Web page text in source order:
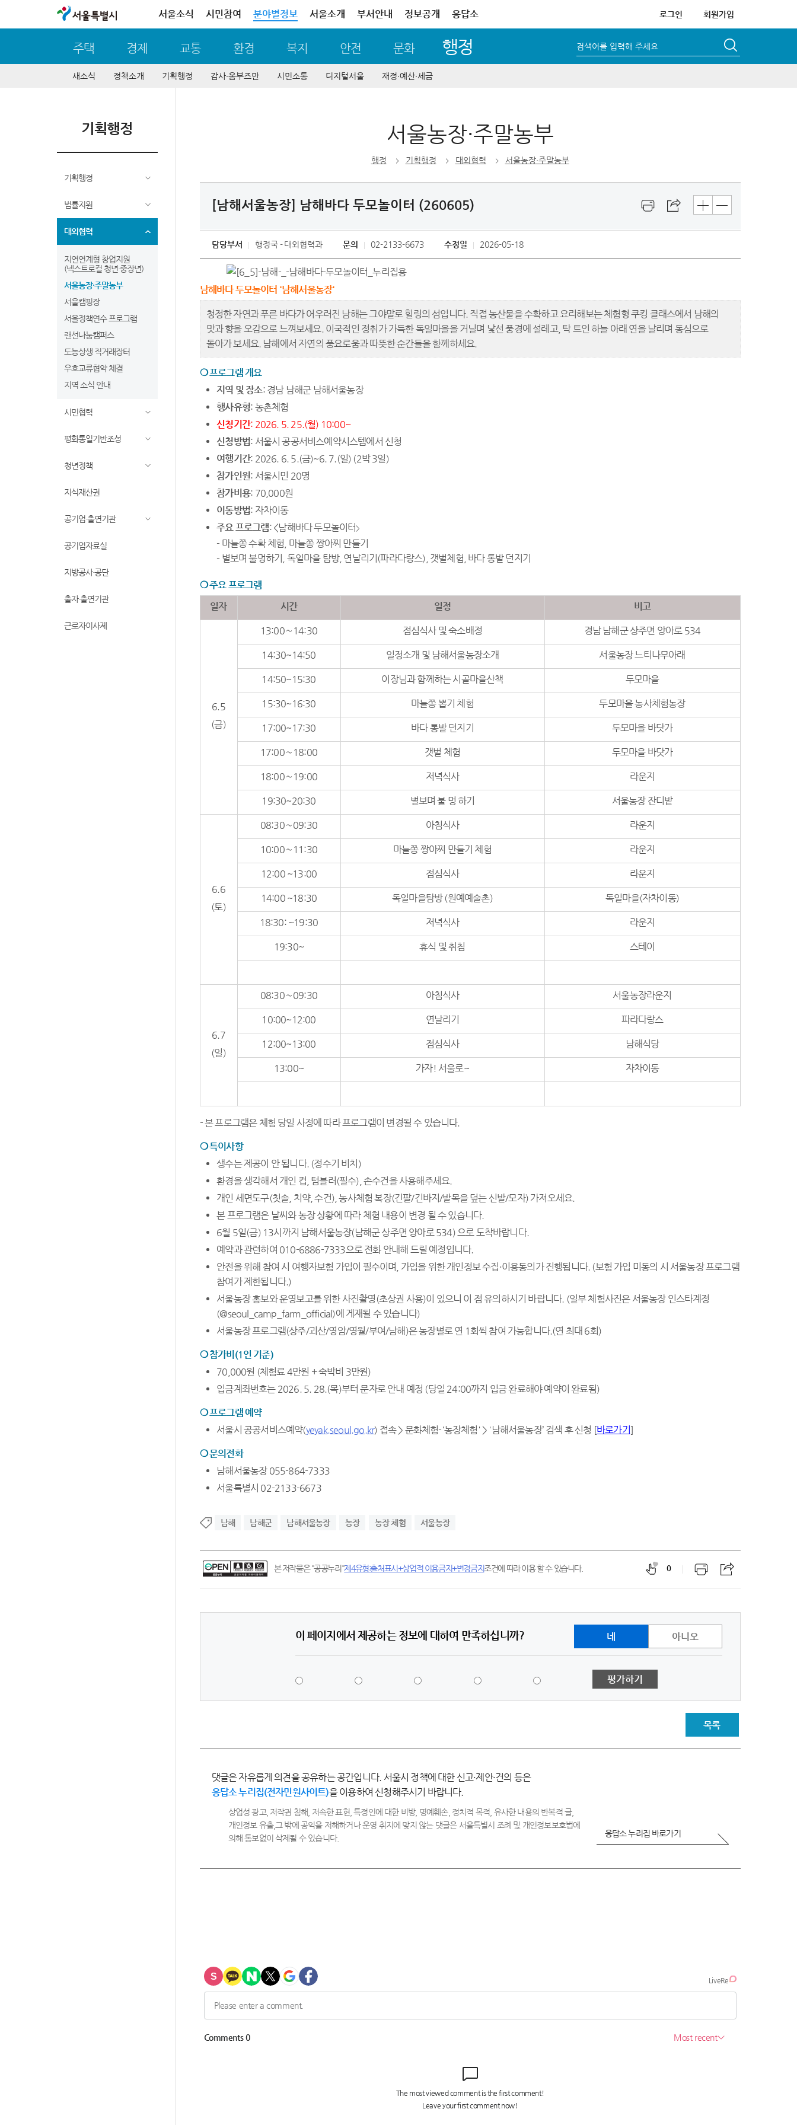
서울특별시 서울소식 시민참여 분야별정보 서울소개 부서안내 정보공개 응답소 로그인 회원가입
주택 경제 교통 환경 복지 안전 문화 행정 검색어를 입력해 주세요
새소식 정책소개 기획행정 감사∙옴부즈만 시민소통 디지털서울 재정∙예산∙세금
기획행정
기획행정
법률지원
대외협력
지연연계형 창업지원
(넥스트로컬 청년·중장년)
서울농장·주말농부
서울캠핑장
서울정책연수 프로그램
랜선나눔캠퍼스
도농상생 직거래장터
우호교류협약 체결
지역 소식 안내
시민협력
평화통일기반조성
청년정책
지식재산권
공기업·출연기관
공기업자료실
지방공사·공단
출자·출연기관
근로자이사제
서울농장·주말농부
행정 기획행정 대외협력 서울농장·주말농부
[남해서울농장] 남해바다 두모놀이터 (260605)
담당부서 행정국 대외협력과 문의 02-2133-6673 수정일 2026-05-18
남해바다 두모놀이터 '남해서울농장'
청정한 자연과 푸른 바다가 어우러진 남해는 그야말로 힐링의 섬입니다. 직접 농산물을 수확하고 요리해보는 체험형 쿠킹 클래스에서 남해의
맛과 향을 오감으로 느껴보세요. 이국적인 정취가 가득한 독일마을을 거닐며 낯선 풍경에 설레고, 탁 트인 하늘 아래 연을 날리며 동심으로
돌아가 보세요. 남해에서 자연의 풍요로움과 따뜻한 순간들을 함께하세요.
❍프로그램 개요
지역 및 장소: 경남 남해군 남해서울농장
행사유형: 농촌체험
신청기간: 2026. 5. 25.(월) 10:00~
신청방법: 서울시 공공서비스예약시스템에서 신청
여행기간: 2026. 6. 5.(금)~6. 7.(일) (2박 3일)
참가인원: 서울시민 20명
참가비용: 70,000원
이동방법: 자차이동
주요 프로그램: <남해바다 두모놀이터>
- 마늘쫑 수확 체험, 마늘쫑 짱아찌 만들기
- 별보며 불멍하기, 독일마을 탐방, 연날리기(파라다랑스), 갯벌체험, 바다 통발 던지기
❍주요 프로그램
일자
시간 일정 비고
6.5
(금)
13:00∼14:30 점심식사 및 숙소배정 경남 남해군 상주면 양아로 534
14:30~14:50 일정소개 및 남해서울농장소개 서울농장 느티나무아래
14:50~15:30 이장님과 함께하는 시골마을산책 두모마을
15:30~16:30 마늘쫑 뽑기 체험 두모마을 농사체험농장
17:00~17:30 바다 통발 던지기 두모마을 바닷가
17:00∼18:00 갯벌 체험 두모마을 바닷가
18:00∼19:00 저녁식사 라운지
19:30~20:30 별보며 불 멍 하기 서울농장 잔디밭
6.6
(토)
08:30∼09:30 아침식사 라운지
10:00∼11:30 마늘쫑 짱아찌 만들기 체험 라운지
12:00 ~13:00 점심식사 라운지
14:00 ~18:30 독일마을탐방 (원예예술촌) 독일마을(자차이동)
18:30: ~19:30 저녁식사 라운지
19:30~ 휴식 및 취침 스테이
6.7
(일)
08:30∼09:30 아침식사 서울농장라운지
10:00~12:00 연날리기 파라다랑스
12:00~13:00 점심식사 남해식당
13:00~ 가자! 서울로~ 자차이동
- 본 프로그램은 체험 당일 사정에 따라 프로그램이 변경될 수 있습니다.
❍특이사항
생수는 제공이 안 됩니다. (정수기 비치)
환경을 생각해서 개인 컵, 텀블러(필수), 손수건을 사용해주세요.
개인 세면도구(칫솔, 치약, 수건), 농사체험 복장(긴팔/긴바지/발목을 덮는 신발/모자) 가져오세요.
본 프로그램은 날씨와 농장 상황에 따라 체험 내용이 변경 될 수 있습니다.
6월 5일(금) 13시까지 남해서울농장(남해군 상주면 양아로 534) 으로 도착바랍니다.
예약과 관련하여 010-6886-7333으로 전화 안내해 드릴 예정입니다.
안전을 위해 참여 시 여행자보험 가입이 필수이며, 가입을 위한 개인정보 수집·이용동의가 진행됩니다. (보험 가입 미동의 시 서울농장 프로그램
참여가 제한됩니다.)
서울농장 홍보와 운영보고를 위한 사진촬영(초상권 사용)이 있으니 이 점 유의하시기 바랍니다. (일부 체험사진은 서울농장 인스타계정
(@seoul_camp_farm_official)에 게재될 수 있습니다)
서울농장 프로그램(상주/괴산/영암/영월/부여/남해)은 농장별로 연 1회씩 참여 가능합니다.(연 최대 6회)
❍ 참가비(1인 기준)
70,000원 (체험료 4만원 + 숙박비 3만원)
입금계좌번호는 2026. 5. 28.(목)부터 문자로 안내 예정 (당일 24:00까지 입금 완료해야 예약이 완료됨)
❍프로그램 예약
서울시 공공서비스예약(yeyak.seoul.go.kr) 접속 > 문화체험-'농장체험' > '남해서울농장’ 검색 후 신청 [바로가기 ]
❍ 문의전화
남해서울농장 055-864-7333
서울특별시 02-2133-6673
남해 남해군 남해서울농장 농장 농장 체험 서울농장
0
본 저작물은 "공공누리"제4유형:출처표시+상업적 이용금지+변경금지조건에 따라 이용 할 수 있습니다.
이 페이지에서 제공하는 정보에 대하여 만족하십니까? 네 아니오
평가하기
목록
댓글은 자유롭게 의견을 공유하는 공간입니다. 서울시 정책에 대한 신고·제안·건의 등은
응답소 누리집(전자민원사이트)을 이용하여 신청해주시기 바랍니다.
상업성 광고, 저작권 침해, 저속한 표현, 특정인에 대한 비방, 명예훼손, 정치적 목적, 유사한 내용의 반복적 글,
개인정보 유출,그 밖에 공익을 저해하거나 운영 취지에 맞지 않는 댓글은 서울특별시 조례 및 개인정보보호법에
의해 통보없이 삭제될 수 있습니다.
응답소 누리집 바로가기